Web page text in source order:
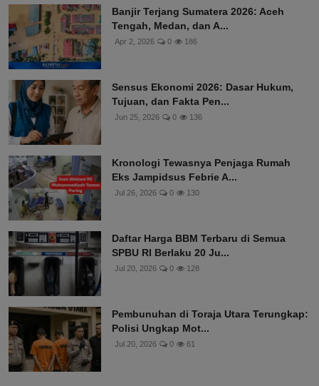
Banjir Terjang Sumatera 2026: Aceh
Tengah, Medan, dan A...
Apr 2, 2026 0 186
Sensus Ekonomi 2026: Dasar Hukum,
Tujuan, dan Fakta Pen...
Jun 25, 2026 0 136
Kronologi Tewasnya Penjaga Rumah
Eks Jampidsus Febrie A...
Jul 26, 2026 0 130
Daftar Harga BBM Terbaru di Semua
SPBU RI Berlaku 20 Ju...
Jul 20, 2026 0 128
Pembunuhan di Toraja Utara Terungkap:
Polisi Ungkap Mot...
Jul 20, 2026 0 61